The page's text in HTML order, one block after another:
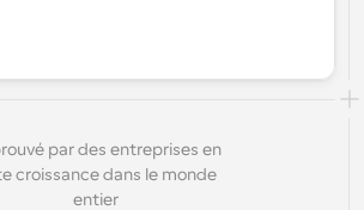
par des entreprises en
croissance dans le monde
entier